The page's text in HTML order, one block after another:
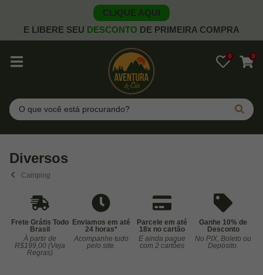
CLIQUE AQUI
E LIBERE SEU DESCONTO DE PRIMEIRA COMPRA
0 0
Pesquisar
Diversos
Camping
Frete Grátis Todo
Brasil
À partir de
R$199,00 (Veja
Regras)
Enviamos em até
24 horas*
Acompanhe tudo
pelo site.
Parcele em até
18x no cartão
E ainda pague
com 2 cartões
Ganhe 10% de
Desconto
No PIX, Boleto ou
Depósito.